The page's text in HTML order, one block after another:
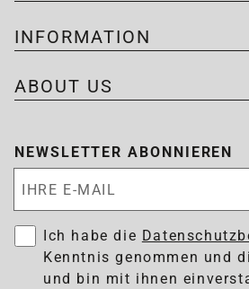
INFORMATION
ABOUT US
NEWSLETTER ABONNIEREN
Ich habe die
Kenntnis genommen und
und bin mit ihnen